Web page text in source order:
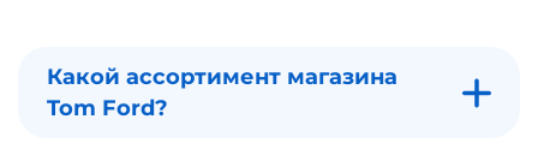
Какой ассортимент магазина
Tom Ford?